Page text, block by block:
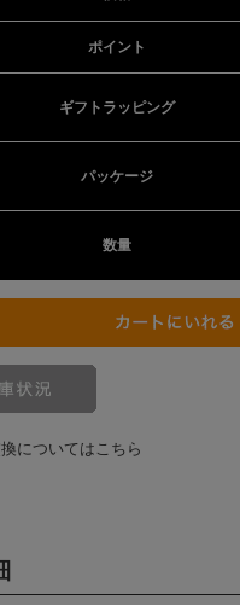
ポイント
ギフトラッピング
パッケージ
数量
についてはこちら